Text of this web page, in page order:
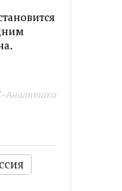
Аналитика